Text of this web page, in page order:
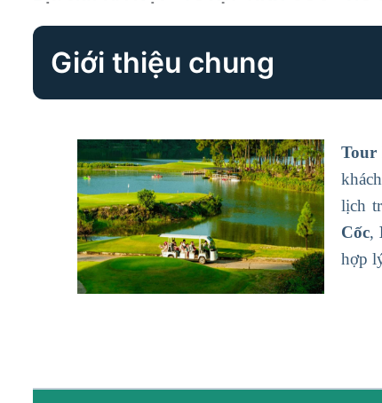
Giới thiệu chung
Tour
lịch
Cốc,
hợp